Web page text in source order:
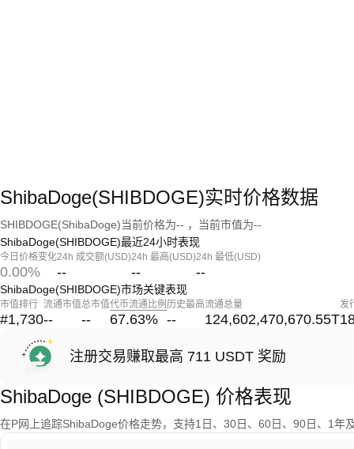
ShibaDoge(SHIBDOGE)实时价格数据
SHIBDOGE(ShibaDoge)当前价格为-- ，当前市值为--
ShibaDoge(SHIBDOGE)最近24小时表现
今日价格变化
0.00%
24h 成交额(USD)
--
24h 最高(USD)
--
24h 最低(USD)
--
ShibaDoge(SHIBDOGE)市场关键表现
市值排行
#1,730
流通市值
--
总市值
--
代币流通比例
67.63%
历史最高
--
流通总量
124,602,470,670.55T
发
注册交易赚取最高 711 USDT 奖励
ShibaDoge (SHIBDOGE) 价格表现
在P网上追踪ShibaDoge价格走势，支持1日、30日、60日、90日、1年